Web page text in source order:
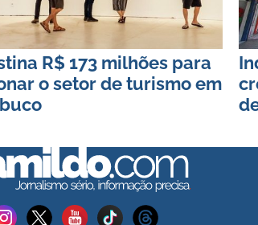
R$ 173 milhões para
o setor de turismo em